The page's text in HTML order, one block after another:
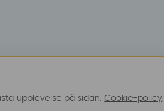
upplevelse på sidan.Cookie-policy.